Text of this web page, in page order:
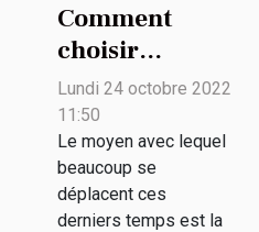
Comment
choisir
l’empattement
d’une voiture ?
Lundi 24 octobre 2022
11:50
Le moyen avec lequel
beaucoup se
déplacent ces
derniers temps est la